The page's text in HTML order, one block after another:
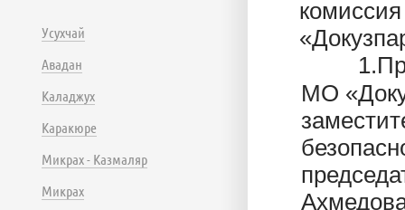
МО
Усухчай
Авадан
Каладжух
Каракюре
Микрах - Казмаляр
Микрах